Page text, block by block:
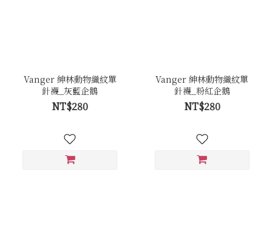
Vanger 紳林動物織紋單
針襪_灰藍企鵝
NT$280
Vanger 紳林動物織紋單
針襪_粉紅企鵝
NT$280